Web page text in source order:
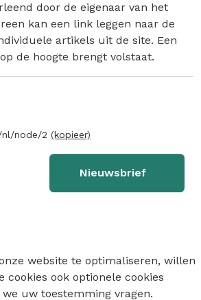
door de eigenaar van het
kan een link leggen naar de
artikels uit de site. Een
de hoogte brengt volstaat.
node/2 (kopieer)
Nieuwsbrief
website te optimaliseren, willen
cookies ook optionele cookies
uw toestemming vragen.